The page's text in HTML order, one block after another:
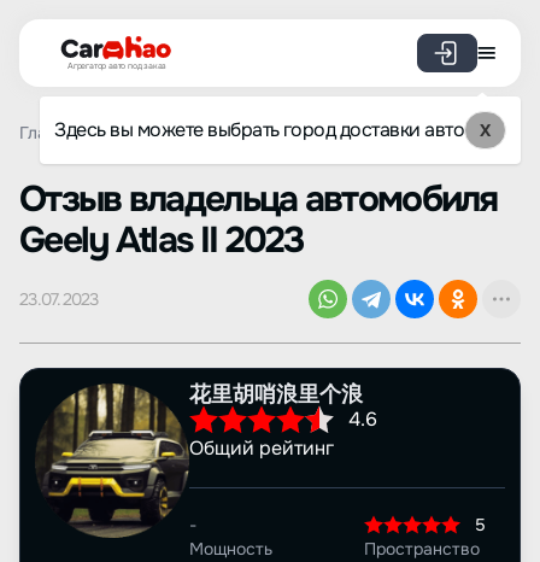
Агрегатор авто под заказ
Здесь вы можете выбрать город доставки авто X
Главная Отзывы Geely Atlas II Просмотр отзыва
Oтзыв владельца автомобиля
Geely Atlas II 2023
23.07.2023
花里胡哨浪里个浪
4.6
Общий рейтинг
-
Мощность
5
Пространство